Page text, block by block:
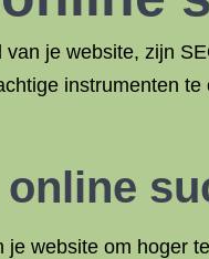
je website, zijn
instrumenten
website om hoger